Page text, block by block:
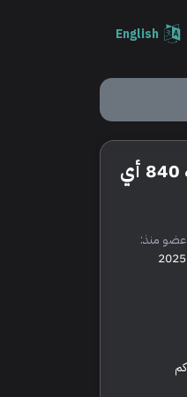
English
2023 بي ام دبليو الفئة الثامنة 840 أي
عضو منذ:
2025